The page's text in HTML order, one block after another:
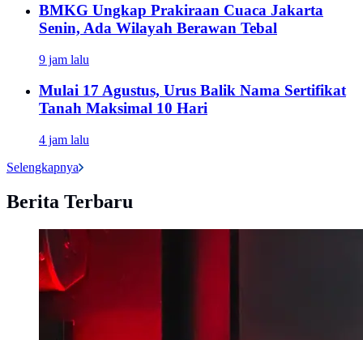
BMKG Ungkap Prakiraan Cuaca Jakarta
Senin, Ada Wilayah Berawan Tebal
9 jam lalu
Mulai 17 Agustus, Urus Balik Nama Sertifikat
Tanah Maksimal 10 Hari
4 jam lalu
Selengkapnya
Berita Terbaru